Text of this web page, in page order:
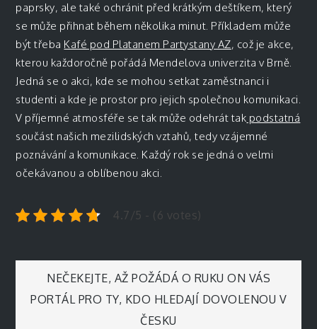
paprsky, ale také ochránit před krátkým deštíkem, který
se může přihnat během několika minut. Příkladem může
být třeba Kafé pod Platanem Partystany AZ, což je akce,
kterou každoročně pořádá Mendelova univerzita v Brně.
Jedná se o akci, kde se mohou setkat zaměstnanci i
studenti a kde je prostor pro jejich společnou komunikaci.
V příjemné atmosféře se tak může odehrát tak podstatná
součást našich mezilidských vztahů, tedy vzájemné
poznávání a komunikace. Každý rok se jedná o velmi
očekávanou a oblíbenou akci.
4.7/5 - (6 votes)
Navigace
NEČEKEJTE, AŽ POŽÁDÁ O RUKU ON VÁS
PORTÁL PRO TY, KDO HLEDAJÍ DOVOLENOU V
ČESKU